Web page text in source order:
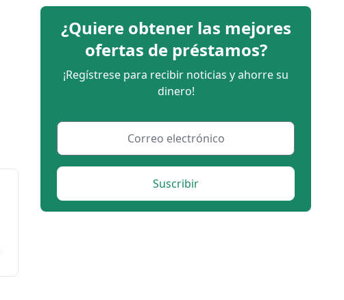
¿Quiere obtener las mejores
ofertas de préstamos?
¡Regístrese para recibir noticias y ahorre su
dinero!
Suscribir